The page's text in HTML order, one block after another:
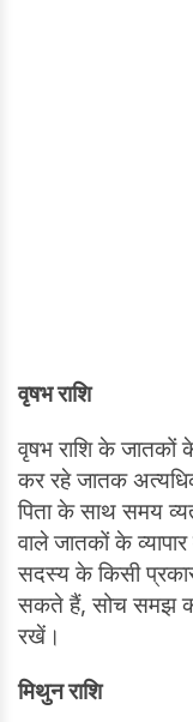
वृषभ राशि
वृषभ राशि के जातकों
कर रहे जातक
पिता के साथ समय
वाले जातकों के
सदस्य के किसी
सकते हैं, सोच समझ कर
रखें।
मिथुन राशि